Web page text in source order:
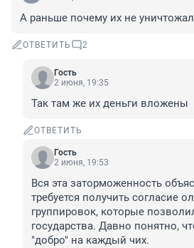
А раньше почему их не
ОТВЕТИТЬ 2
Гость
2 июня, 19:35
Так там же их деньги вложены
ОТВЕТИТЬ
Гость
2 июня, 19:53
Вся эта заторможенность
требуется получить согласие
группировок, которые
государства. Давно понятно,
"добро" на каждый чих.